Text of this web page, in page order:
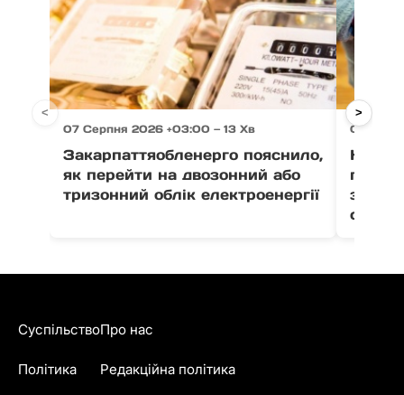
07 Серпня 2026 +03:00 — 13 Хв
Закарпаттяобленерго пояснило,
як перейти на двозонний або
тризонний облік електроенергії
07
На
< >
Суспільство
Політика
Про нас
Редакційна політика